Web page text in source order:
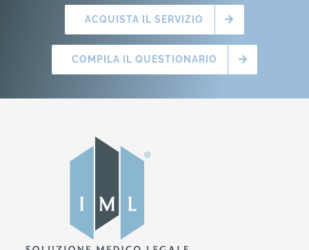
ACQUISTA IL SERVIZIO
COMPILA IL QUESTIONARIO